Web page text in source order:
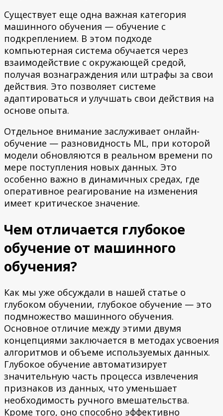
Существует еще одна важная категория
машинного обучения — обучение с
подкреплением. В этом подходе
компьютерная система обучается через
взаимодействие с окружающей средой,
получая вознаграждения или штрафы за свои
действия. Это позволяет системе
адаптироваться и улучшать свои действия на
основе опыта.
Отдельное внимание заслуживает онлайн-
обучение — разновидность ML, при которой
модели обновляются в реальном времени по
мере поступления новых данных. Это
особенно важно в динамичных средах, где
оперативное реагирование на изменения
имеет критическое значение.
Чем отличается глубокое
обучение от машинного
обучения?
Как мы уже обсуждали в нашей статье о
глубоком обучении, глубокое обучение — это
подмножество машинного обучения.
Основное отличие между этими двумя
концепциями заключается в методах усвоения
алгоритмов и объеме используемых данных.
Глубокое обучение автоматизирует
значительную часть процесса извлечения
признаков из данных, что уменьшает
необходимость ручного вмешательства.
Кроме того, оно способно эффективно